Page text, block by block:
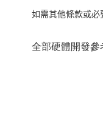
如需其他條款或必